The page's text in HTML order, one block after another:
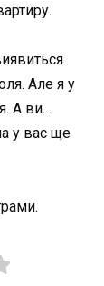
Але я у
А ви…
у вас ще